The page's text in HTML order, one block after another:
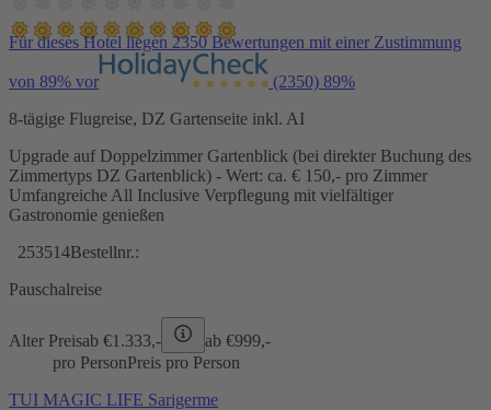
Für dieses Hotel liegen 2350 Bewertungen mit einer Zustimmung
von 89% vor (2350) 89%
8-tägige Flugreise, DZ Gartenseite inkl. AI
Upgrade auf Doppelzimmer Gartenblick (bei direkter Buchung des
Zimmertyps DZ Gartenblick) - Wert: ca. € 150,- pro Zimmer
Umfangreiche All Inclusive Verpflegung mit vielfältiger
Gastronomie genießen
253514Bestellnr.:
Pauschalreise
Alter Preisab €1.333,- ab €999,-
pro PersonPreis pro Person
TUI MAGIC LIFE Sarigerme